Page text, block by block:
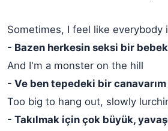
Sometimes, I feel like everybody
- Bazen herkesin seksi bir
And I'm a monster on the hill
- Ve ben tepedeki bir canavarım
Too big to hang out, slowly
- Takılmak için çok büyük,